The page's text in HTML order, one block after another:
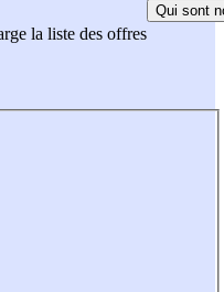
la liste des offres
Qui sont